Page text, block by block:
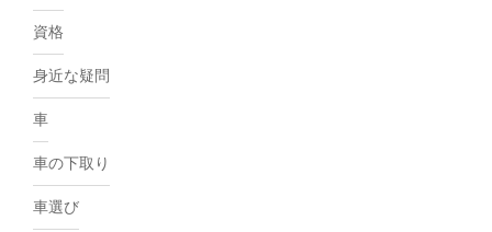
資格
身近な疑問
車
車の下取り
車選び